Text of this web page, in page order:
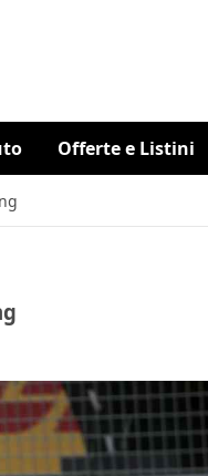
Offerte e Listini